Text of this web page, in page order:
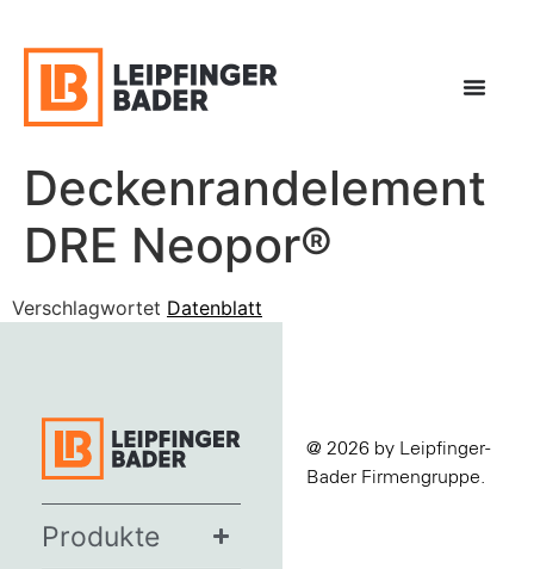
Deckenrandelement
DRE Neopor®
Verschlagwortet Datenblatt
Produkte
@ 2026 by Leipfinger-
Bader Firmengruppe.